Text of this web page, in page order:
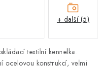
Hodnocení obchodu
kládací textilní kennelka.
ocelovou konstrukcí, velmi
+ další (5)